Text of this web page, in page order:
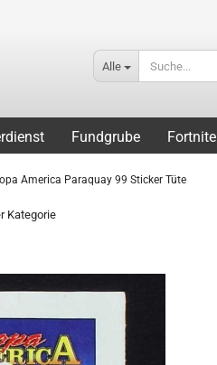
Alle
Fundgrube Fortnite
America Paraquay 99 Sticker Tüte
Kategorie